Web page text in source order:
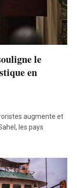
le
en
augmente et
les pays